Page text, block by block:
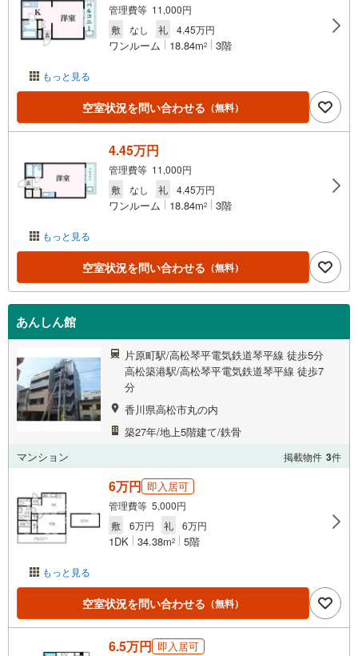
もっと見る
管理費等 11,000円
敷
なし 礼 4.45万円
ワンルーム 18.84m2 3階
空室状況を問い合わせる （無料）
もっと見る
4.45万円
管理費等 11,000円
敷
なし 礼 4.45万円
ワンルーム 18.84m2 3階
空室状況を問い合わせる （無料）
あんしん館
片原町駅/高松琴平電気鉄道琴平線 徒歩5分
高松築港駅/高松琴平電気鉄道琴平線 徒歩7
分
香川県高松市丸の内
築27年/地上5階建て/鉄骨
マンション
掲載物件 3件
もっと見る
6万円 即入居可
管理費等 5,000円
敷
6万円 礼 6万円
1DK 34.38m2 5階
空室状況を問い合わせる （無料）
6.5万円 即入居可